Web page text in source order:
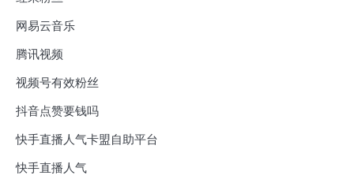
网易云音乐
腾讯视频
视频号有效粉丝
抖音点赞要钱吗
快手直播人气卡盟自助平台
快手直播人气